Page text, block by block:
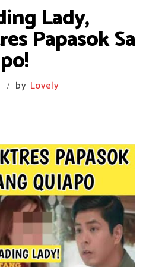
Lady,
Papasok Sa
/ by Lovely